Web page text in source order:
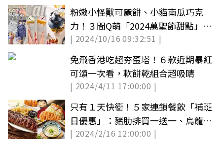
粉嫩小怪獸可麗餅、小貓南瓜巧克
力！３間Q萌「2024萬聖節甜點」一
次看
| 2024/10/16 09:32:51 |
免飛香港吃超夯蛋塔！６款近期暴紅
可頌一次看，軟餅乾組合超吸睛
| 2024/4/11 17:00:00 |
只有１天快衝！５家連鎖餐飲「補班
日優惠」：豬肋排買一送一、烏龍麵
10元
| 2024/2/16 12:00:00 |